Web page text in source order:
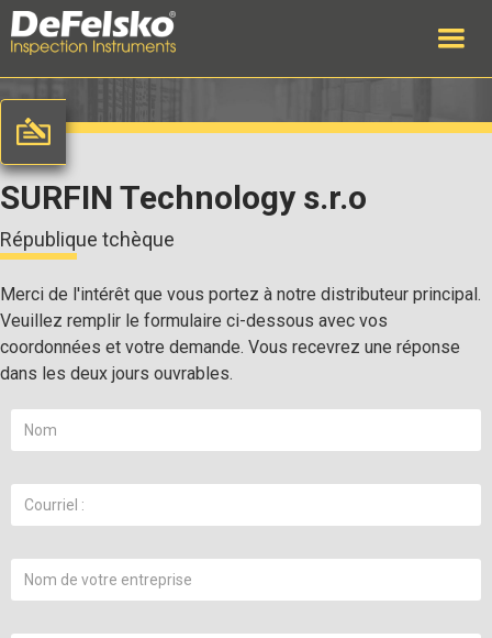
SURFIN Technology s.r.o
République tchèque
Merci de l'intérêt que vous portez à notre distributeur principal.
Veuillez remplir le formulaire ci-dessous avec vos
coordonnées et votre demande. Vous recevrez une réponse
dans les deux jours ouvrables.